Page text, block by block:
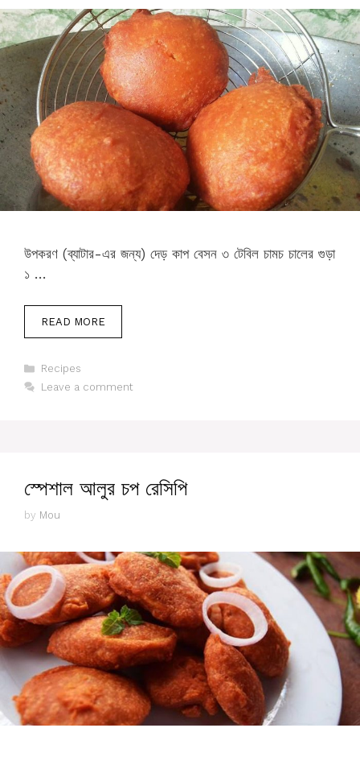
উপকরণ (ব্যাটার-এর জন্য) দেড় কাপ ‏বেসন ৩ টেবিল চামচ ‏চালের গুড়া
১ …
READ MORE
Categories
Recipes
Leave a comment
স্পেশাল আলুর চপ রেসিপি
by Mou